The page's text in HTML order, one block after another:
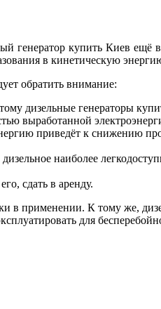
генератор купить Киев
в кинетическую
обратить внимание:
дизельные генераторы
выработанной
приведёт к снижению
наиболее
сдать в аренду.
в применении. К тому же,
для